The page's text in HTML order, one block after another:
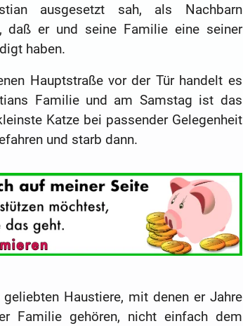
ausgesetzt sah, als Nachbarn
daß er und seine Familie eine seiner
haben.
Hauptstraße vor der Tür handelt es
Familie und am Samstag ist das
Katze bei passender Gelegenheit
und starb dann.
Haustiere, mit denen er Jahre
Familie gehören, nicht einfach dem